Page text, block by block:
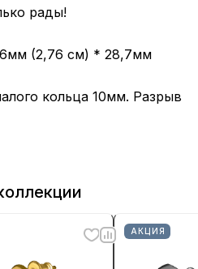
рады!
(2,76 см) * 28,7мм
кольца 10мм. Разрыв
АКЦИЯ